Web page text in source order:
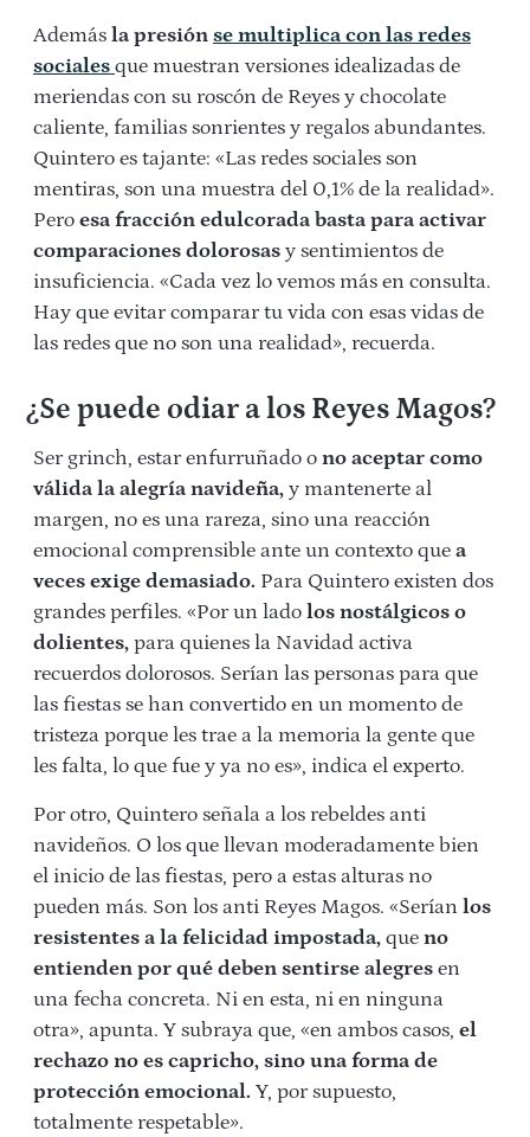
Además la presión se multiplica con las redes
sociales que muestran versiones idealizadas de
meriendas con su roscón de Reyes y chocolate
caliente, familias sonrientes y regalos abundantes.
Quintero es tajante: «Las redes sociales son
mentiras, son una muestra del 0,1% de la realidad».
Pero esa fracción edulcorada basta para activar
comparaciones dolorosas y sentimientos de
insuficiencia. «Cada vez lo vemos más en consulta.
Hay que evitar comparar tu vida con esas vidas de
las redes que no son una realidad», recuerda.
¿Se puede odiar a los Reyes Magos?
Ser grinch, estar enfurruñado o no aceptar como
válida la alegría navideña, y mantenerte al
margen, no es una rareza, sino una reacción
emocional comprensible ante un contexto que a
veces exige demasiado. Para Quintero existen dos
grandes perfiles. «Por un lado los nostálgicos o
dolientes, para quienes la Navidad activa
recuerdos dolorosos. Serían las personas para que
las fiestas se han convertido en un momento de
tristeza porque les trae a la memoria la gente que
les falta, lo que fue y ya no es», indica el experto.
Por otro, Quintero señala a los rebeldes anti
navideños. O los que llevan moderadamente bien
el inicio de las fiestas, pero a estas alturas no
pueden más. Son los anti Reyes Magos. «Serían los
resistentes a la felicidad impostada, que no
entienden por qué deben sentirse alegres en
una fecha concreta. Ni en esta, ni en ninguna
otra», apunta. Y subraya que, «en ambos casos, el
rechazo no es capricho, sino una forma de
protección emocional. Y, por supuesto,
totalmente respetable».